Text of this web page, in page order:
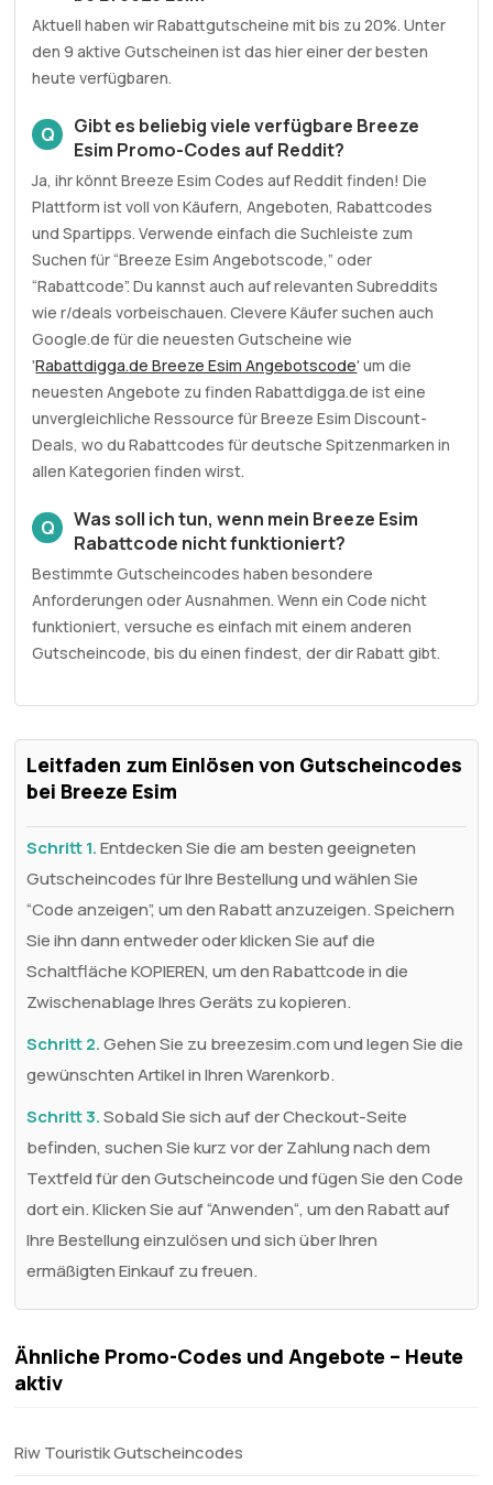
Aktuell haben wir Rabattgutscheine mit bis zu 20%. Unter
den 9 aktive Gutscheinen ist das hier einer der besten
heute verfügbaren.
Q
Gibt es beliebig viele verfügbare Breeze
Esim Promo-Codes auf Reddit?
Ja, ihr könnt Breeze Esim Codes auf Reddit finden! Die
Plattform ist voll von Käufern, Angeboten, Rabattcodes
und Spartipps. Verwende einfach die Suchleiste zum
Suchen für “Breeze Esim Angebotscode,” oder
“Rabattcode”. Du kannst auch auf relevanten Subreddits
wie r/deals vorbeischauen. Clevere Käufer suchen auch
Google.de für die neuesten Gutscheine wie
'Rabattdigga.de Breeze Esim Angebotscode' um die
neuesten Angebote zu finden Rabattdigga.de ist eine
unvergleichliche Ressource für Breeze Esim Discount-
Deals, wo du Rabattcodes für deutsche Spitzenmarken in
allen Kategorien finden wirst.
Q
Was soll ich tun, wenn mein Breeze Esim
Rabattcode nicht funktioniert?
Bestimmte Gutscheincodes haben besondere
Anforderungen oder Ausnahmen. Wenn ein Code nicht
funktioniert, versuche es einfach mit einem anderen
Gutscheincode, bis du einen findest, der dir Rabatt gibt.
Leitfaden zum Einlösen von Gutscheincodes
bei Breeze Esim
Schritt 1.Entdecken Sie die am besten geeigneten
Gutscheincodes für Ihre Bestellung und wählen Sie
“Code anzeigen”, um den Rabatt anzuzeigen. Speichern
Sie ihn dann entweder oder klicken Sie auf die
Schaltfläche KOPIEREN, um den Rabattcode in die
Zwischenablage Ihres Geräts zu kopieren.
Schritt 2.Gehen Sie zu breezesim.com und legen Sie die
gewünschten Artikel in Ihren Warenkorb.
Schritt 3.Sobald Sie sich auf der Checkout-Seite
befinden, suchen Sie kurz vor der Zahlung nach dem
Textfeld für den Gutscheincode und fügen Sie den Code
dort ein. Klicken Sie auf “Anwenden“, um den Rabatt auf
Ihre Bestellung einzulösen und sich über Ihren
ermäßigten Einkauf zu freuen.
Ähnliche Promo-Codes und Angebote – Heute
aktiv
Riw Touristik Gutscheincodes